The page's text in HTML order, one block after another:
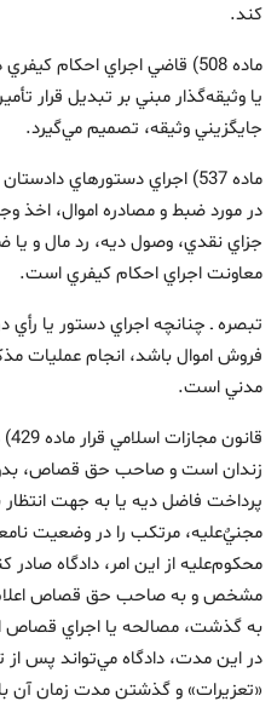
كند.
ماده 508) قاضي اجراي احكام
يا وثيقه‌گذار مبني بر تبديل قرار
جايگزيني وثيقه، تصميم مي‌گيرد.
ماده 537) اجراي دستورهاي
در مورد ضبط و مصادره اموال، اخذ
جزاي نقدي،‌ وصول ديه، رد مال و يا
معاونت اجراي احكام كيفري است.
تبصره ـ چنانچه اجراي دستور يا
فروش اموال باشد، انجام عمليات
مدني است.
زندان است و صاحب حق قصاص،
پرداخت فاضل ديه يا به جهت انتظار
مجنيٌ‌عليه، مرتكب را در وضعيت
محكوم‌عليه از اين امر‌، دادگاه
مشخص و به صاحب حق قصاص
به گذشت، مصالحه يا اجراي قصاص
در اين مدت‌، دادگاه مي‌تواند پس
«تعزيرات» و گذشتن مدت زمان آن